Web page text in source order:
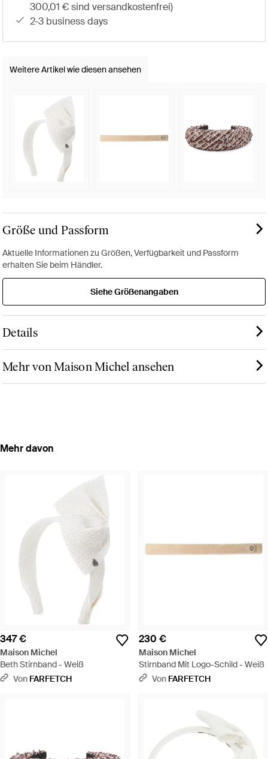
300,01 € sind versandkostenfrei)
2-3 business days
Weitere Artikel wie diesen ansehen
Größe und Passform
Aktuelle Informationen zu Größen, Verfügbarkeit und Passform
erhalten Sie beim Händler.
Siehe Größenangaben
Details
Mehr von Maison Michel ansehen
Mehr davon
347 €
Maison Michel
Beth Stirnband - Weiß
Von FARFETCH
230 €
Maison Michel
Stirnband Mit Logo-Schild - Weiß
Von FARFETCH